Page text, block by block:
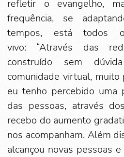
refletir o evangelho,
frequência, se
tempos, está todos
vivo: “Através das
construído sem
comunidade virtual,
eu tenho percebido uma
das pessoas, através
recebo do aumento
nos acompanham. Além
alcançou novas pessoas